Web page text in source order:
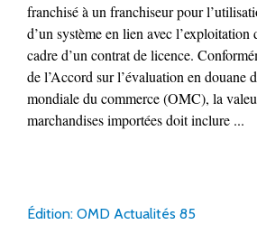
franchisé à un franchiseur pour
d’un système en lien avec l’exploitation
cadre d’un contrat de licence.
de l’Accord sur l’évaluation en douane
mondiale du commerce (OMC), la
marchandises importées doit inclure ...
Édition: OMD Actualités 85